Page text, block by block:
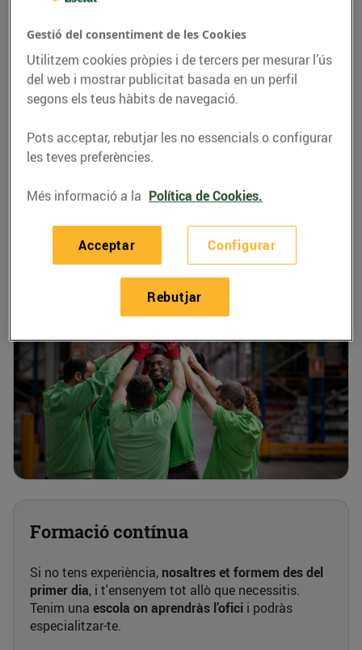
Com és treballar a Bon Preu?
Bon ambient de treball
Treballem en unambient col·laboratiu i proper
un fort sentit de pertinença. Som un gran equip i
sempre trobaràs companys/es disposats a ajudar-
Formació contínua
Si no tens experiència, nosaltres et formem des del
primer dia, i t'ensenyem tot allò que necessitis.
Tenim una escola on aprendràs l’ofici i podràs
especialitzar-te.
Gestió del consentiment de les Cookies
Utilitzem cookies pròpies i de tercers per mesurar l’ús
del web i mostrar publicitat basada en un perfil
segons els teus hàbits de navegació.
Pots acceptar, rebutjar les no essencials o configurar
les teves preferències.
Més informació a la Política de Cookies.
Configurar
Rebutjar
Acceptar